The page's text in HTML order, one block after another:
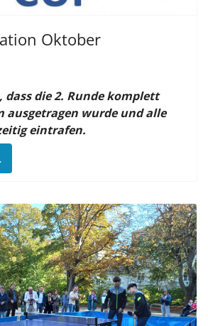
Oktober
dass die 2. Runde komplett
wurde und alle
eintrafen.